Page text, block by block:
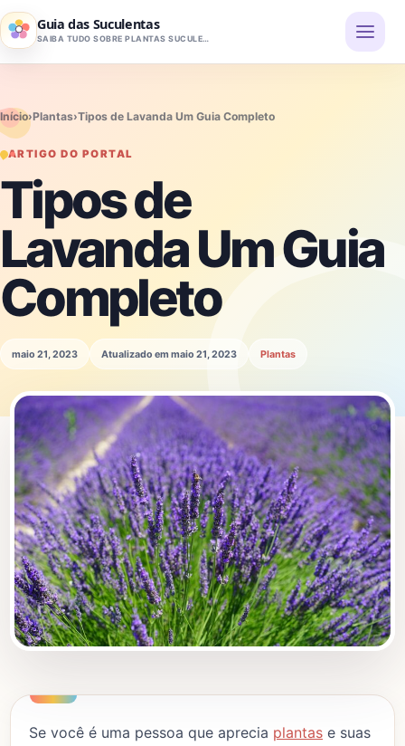
Pular para o conteúdo
Guia das Suculentas
SAIBA TUDO SOBRE PLANTAS SUCULENTAS
Início›Plantas›Tipos de Lavanda Um Guia Completo
ARTIGO DO PORTAL
Tipos de
Lavanda Um Guia
Completo
maio 21, 2023 Atualizado em maio 21, 2023 Plantas
Se você é uma pessoa que aprecia plantas e suas